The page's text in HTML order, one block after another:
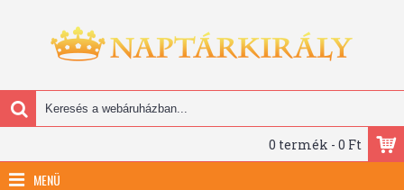
0 termék - 0 Ft
MENÜ